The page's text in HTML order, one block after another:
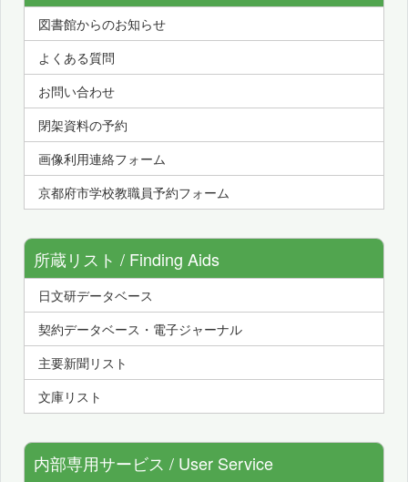
図書館からのお知らせ
よくある質問
お問い合わせ
閉架資料の予約
画像利用連絡フォーム
京都府市学校教職員予約フォーム
所蔵リスト / Finding Aids
日文研データベース
契約データベース・電子ジャーナル
主要新聞リスト
文庫リスト
内部専用サービス / User Service